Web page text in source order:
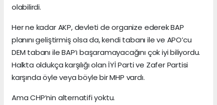
olabilirdi.
Her ne kadar AKP, devleti de organize ederek BAP
planını geliştirmiş olsa da, kendi tabanı ile ve APO’cu
DEM tabanı ile BAP’ı başaramayacağını çok iyi biliyordu.
Halkta oldukça karşılığı olan İYİ Parti ve Zafer Partisi
karşında öyle veya böyle bir MHP vardı.
Ama CHP’nin alternatifi yoktu.